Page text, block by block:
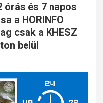
órás és 7 napos
a HORINFO
csak a KHESZ
belül